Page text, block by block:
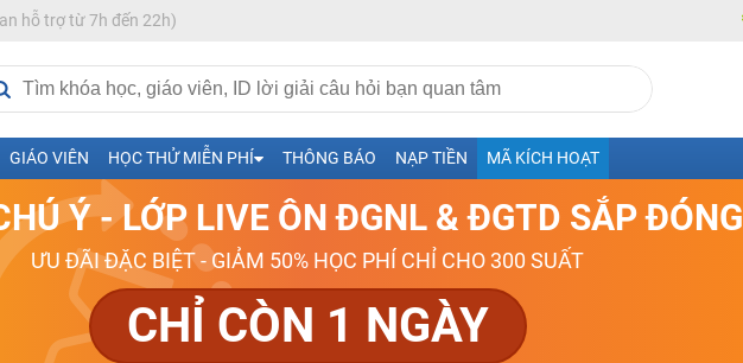
hỗ trợ từ 7h đến 22h)
GIÁO VIÊN HỌC THỬ MIỄN PHÍ THÔNG BÁO NẠP TIỀN MÃ KÍCH HOẠT
Ý - LỚP LIVE ÔN ĐGNL & ĐGTD SẮP ĐÓNG
ƯU ĐÃI ĐẶC BIỆT - GIẢM 50% HỌC PHÍ CHỈ CHO 300 SUẤT
CHỈ CÒN 1 NGÀY
- Anh- Sinh-Sử-Địa cùng Thầy Cô giỏi, nổi tiếng
2026-2027